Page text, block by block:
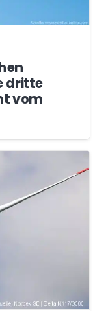
dritte
vom